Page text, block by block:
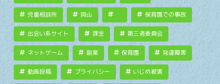
児童相談所 岡山 保育園での事故
出会い系サイト 課金 第三者委員会
ネットゲーム 副業 保育園 発達障害
動画投稿 プライバシー いじめ被害